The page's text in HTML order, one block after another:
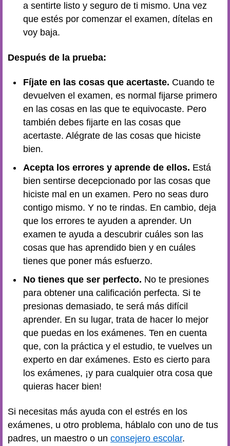
a sentirte listo y seguro de ti mismo. Una vez
que estés por comenzar el examen, dítelas en
voy baja.
Después de la prueba:
Fíjate en las cosas que acertaste. Cuando te
devuelven el examen, es normal fijarse primero
en las cosas en las que te equivocaste. Pero
también debes fijarte en las cosas que
acertaste. Alégrate de las cosas que hiciste
bien.
Acepta los errores y aprende de ellos. Está
bien sentirse decepcionado por las cosas que
hiciste mal en un examen. Pero no seas duro
contigo mismo. Y no te rindas. En cambio, deja
que los errores te ayuden a aprender. Un
examen te ayuda a descubrir cuáles son las
cosas que has aprendido bien y en cuáles
tienes que poner más esfuerzo.
No tienes que ser perfecto. No te presiones
para obtener una calificación perfecta. Si te
presionas demasiado, te será más difícil
aprender. En su lugar, trata de hacer lo mejor
que puedas en los exámenes. Ten en cuenta
que, con la práctica y el estudio, te vuelves un
experto en dar exámenes. Esto es cierto para
los exámenes, ¡y para cualquier otra cosa que
quieras hacer bien!
Si necesitas más ayuda con el estrés en los
exámenes, u otro problema, háblalo con uno de tus
padres, un maestro o un consejero escolar.